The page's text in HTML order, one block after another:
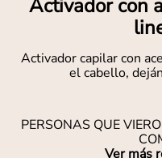
Activador con
Activador capilar con
el cabello,
PERSONAS QUE
Ver más